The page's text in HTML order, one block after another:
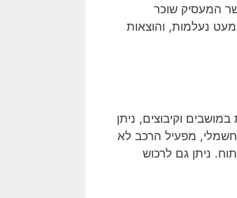
המעסיק שוכר
נעלמות, והוצאות
וקיבוצים, ניתן
מפעיל הרכב לא
ניתן גם לרכוש